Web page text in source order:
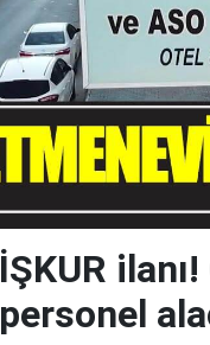
İŞKUR
personel